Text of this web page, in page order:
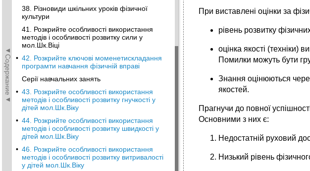
◄Содержание◄
38. Різновиди шкільних уроків фізичної
культури
41. Розкрийте особливості використання
методів і особливості розвитку сили у
мол.Шк.Віці
• 42. Розкрийте ключові моменетискладання
програмти навчання фізичній вправі
Серії навчальних занять
• 43. Розкрийте особливості використання
методів і особливості розвитку гнучкості у
дітей мол.Шк.Віку
• 44. Розкрийте особливості використання
методів і особливості розвитку швидкості у
дітей мол.Шк.Віку
• 46. Розкрийте особливості використання
методів і особливості розвитку витривалості
у дітей мол.Шк.Віку
При виставлені оцінки за
рівень розвитку
оцінка якості (техніки)
Помилки можуть бути
Знання оцінюються
якостей.
Прагнучи до повної
Основними з них є:
Недостатній руховий
Низький рівень